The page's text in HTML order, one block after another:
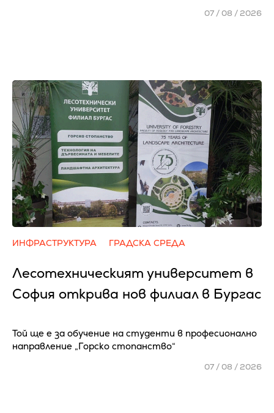
07 / 08 / 2026
ИНФРАСТРУКТУРА ГРАДСКА СРЕДА
Лесотехническият университет в
София открива нов филиал в Бургас
Той ще е за обучение на студенти в професионално
направление „Горско стопанство“
07 / 08 / 2026